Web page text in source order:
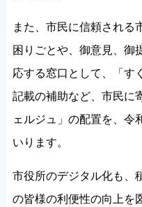
また、市民に信頼される
困りごとや、御意見、御
応する窓口として、「す
記載の補助など、市民に
ェルジュ」の配置を、令
いります。
市役所のデジタル化も、
の皆様の利便性の向上を